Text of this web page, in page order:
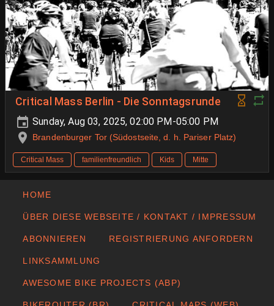
Critical Mass Berlin - Die Sonntagsrunde
Sunday, Aug 03, 2025, 02:00 PM-05:00 PM
Brandenburger Tor (Südostseite, d. h. Pariser Platz)
Critical Mass familienfreundlich Kids Mitte
HOME
ÜBER DIESE WEBSEITE / KONTAKT / IMPRESSUM
ABONNIEREN REGISTRIERUNG ANFORDERN
LINKSAMMLUNG
AWESOME BIKE PROJECTS (ABP)